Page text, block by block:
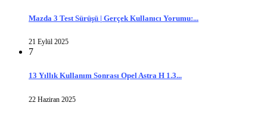
Mazda 3 Test Sürüşü | Gerçek Kullanıcı Yorumu:...
21 Eylül 2025
7
13 Yıllık Kullanım Sonrası Opel Astra H 1.3...
22 Haziran 2025